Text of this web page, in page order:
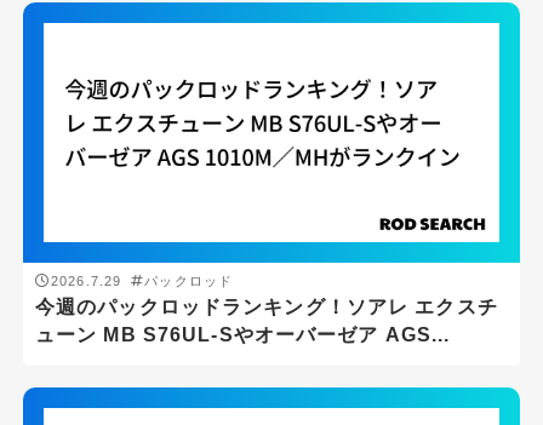
2026.7.29 パックロッド
今週のパックロッドランキング！ソアレ エクスチ
ューン MB S76UL-Sやオーバーゼア AGS...
釣り場
堤防
汽水域
沖磯